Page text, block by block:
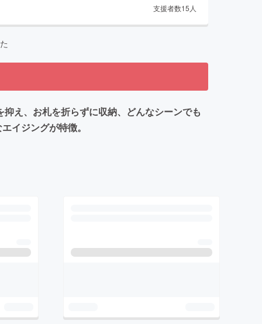
支援者数15 人
え、お札を折らずに収納、どんなシーンでも
イジングが特徴。